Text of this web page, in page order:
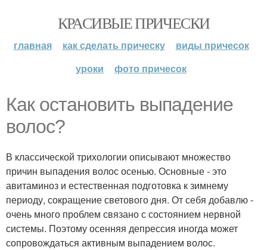
КРАСИВЫЕ ПРИЧЕСКИ
главная как сделать прическу
виды причесок
уроки
фото причесок
Как остановить выпадение
волос?
В классической трихологии описывают множество
причин выпадения волос осенью. Основные - это
авитаминоз и естественная подготовка к зимнему
периоду, сокращение светового дня. От себя добавлю -
очень много проблем связано с состоянием нервной
системы. Поэтому осенняя депрессия иногда может
сопровождаться активным выпадением волос.